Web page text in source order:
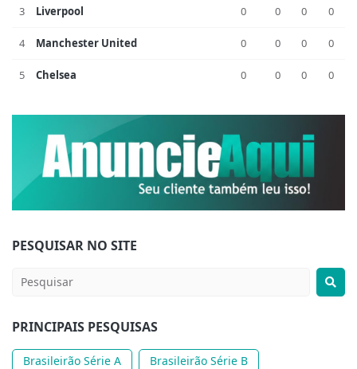
3 Liverpool 0 0 0 0
4 Manchester United 0 0 0 0
5 Chelsea 0 0 0 0
PESQUISAR NO SITE
PRINCIPAIS PESQUISAS
Brasileirão Série A
Brasileirão Série B